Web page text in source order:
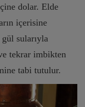
dolar. Elde
içerisine
sularıyla
tekrar imbikten
tabi tutulur.